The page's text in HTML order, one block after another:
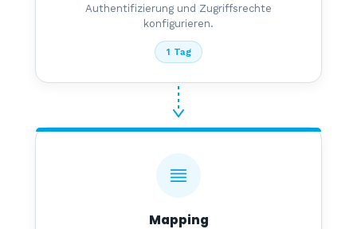
Authentifizierung und Zugriffsrechte
konfigurieren.
1 Tag
Mapping